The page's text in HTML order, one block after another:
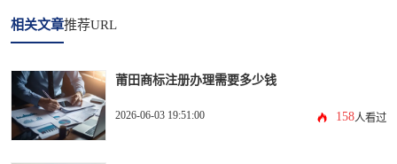
相关文章推荐URL
莆田商标注册办理需要多少钱
2026-06-03 19:51:00 158人看过